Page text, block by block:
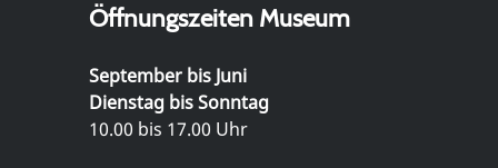
Öffnungszeiten Museum
September bis Juni
Dienstag bis Sonntag
10.00 bis 17.00 Uhr